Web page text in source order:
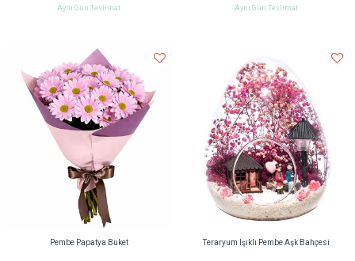
Aynı Gün Teslimat
Aynı Gün Teslimat
Pembe Papatya Buket Teraryum Işıklı Pembe Aşk Bahçesi